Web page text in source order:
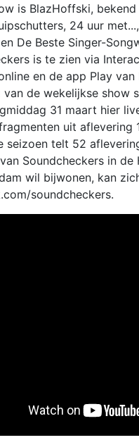
is BlazHoffski,
24 uur
De Beste Singer-
is te zien via
en de app Play van
van de wekelijkse show
31 maart hier
uit aflevering
seizoen telt 52
Soundcheckers in de
wil bijwonen, kan
soundcheckers.